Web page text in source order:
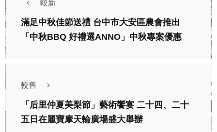
較新
滿足中秋佳節送禮 台中市大安區農會推出
「中秋BBQ 好禮選ANNO」中秋專案優惠
較舊
「后里仲夏美梨節」藝術饗宴 二十四、二十
五日在麗寶摩天輪廣場盛大舉辦